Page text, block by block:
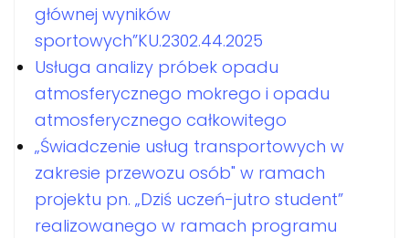
głównej wyników
sportowych”KU.2302.44.2025
Usługa analizy próbek opadu
atmosferycznego mokrego i opadu
atmosferycznego całkowitego
„Świadczenie usług transportowych w
zakresie przewozu osób" w ramach
projektu pn. „Dziś uczeń-jutro student”
realizowanego w ramach programu